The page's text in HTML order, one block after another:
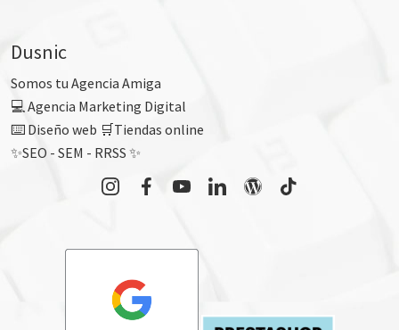
Dusnic
Somos tu Agencia Amiga
💻 Agencia Marketing Digital
⌨️ Diseño web 🛒Tiendas online
✨SEO - SEM - RRSS ✨